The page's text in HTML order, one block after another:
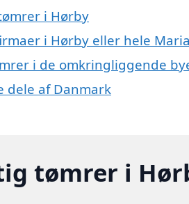
i Hørby
i Hørby eller hele
i de omkringliggende
dele af Danmark
tømrer i